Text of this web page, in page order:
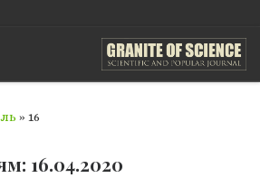
» 16
16.04.2020